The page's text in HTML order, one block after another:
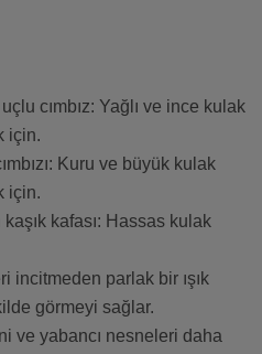
uçlu cımbız: Yağlı ve ince kulak
için.
Kuru ve büyük kulak
için.
kafası: Hassas kulak
incitmeden parlak bir ışık
görmeyi sağlar.
ve yabancı nesneleri daha